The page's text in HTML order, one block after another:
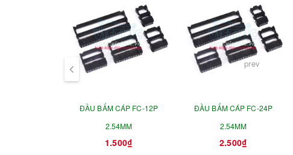
ĐẦU BẤM CÁP FC-12P
2.54MM
1.500₫
ĐẦU BẤM CÁP FC-24P
2.54MM
2.500₫
prev